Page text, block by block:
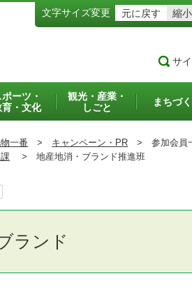
文字サイズ変更 元に戻す 縮小
サ
ポーツ・
育・文化
観光・産業・
しごと
まちづ
一番 > キャンペーン・PR > 参加会員
> 地産地消・ブランド推進班
ランド